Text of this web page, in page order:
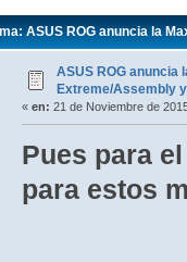
ASUS ROG anuncia la
ASUS ROG anuncia
Extreme/Assembly
« en: 21 de Noviembre de
Pues para
para estos